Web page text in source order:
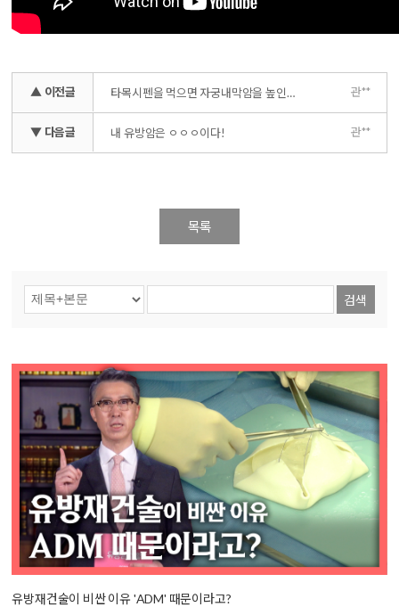
▲ 이전글 타목시펜을 먹으면 자궁내막암을 높인다고? 관**
▼ 다음글 내 유방암은 ㅇㅇㅇ이다! 관**
목록
검색
유방재건술이 비싼 이유 'ADM' 때문이라고?